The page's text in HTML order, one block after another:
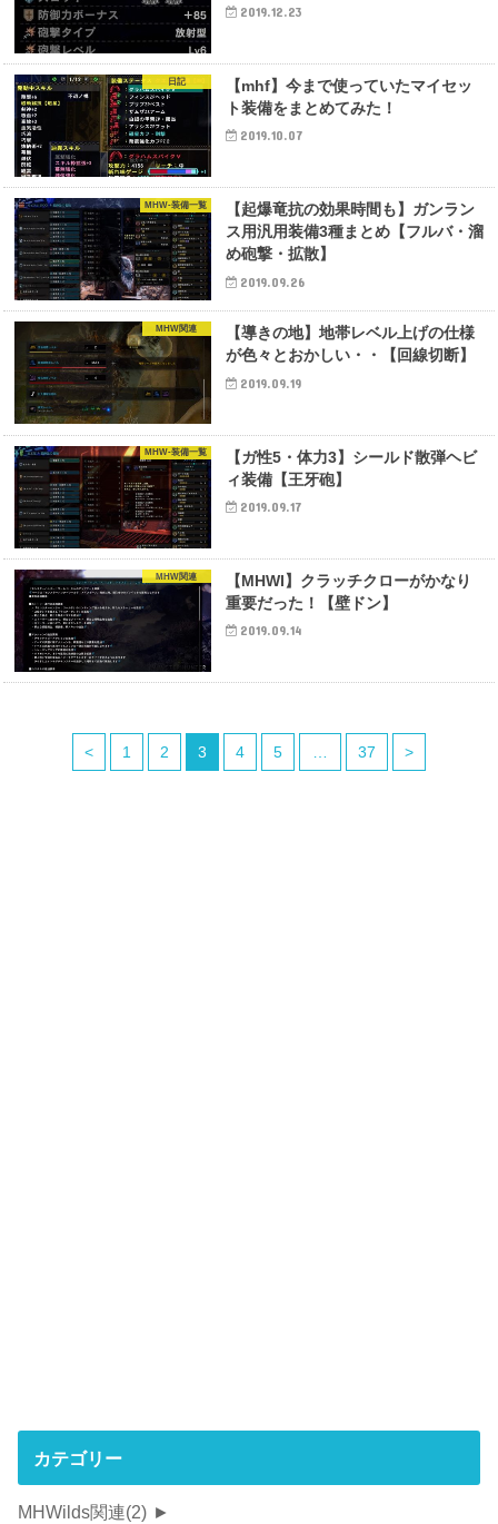
2019.12.23
日記
【mhf】今まで使っていたマイセッ
ト装備をまとめてみた！
2019.10.07
MHW-装備一覧
【起爆竜抗の効果時間も】ガンラン
ス用汎用装備3種まとめ【フルバ・溜
め砲撃・拡散】
2019.09.26
MHW関連
【導きの地】地帯レベル上げの仕様
が色々とおかしい・・【回線切断】
2019.09.19
MHW-装備一覧
【ガ性5・体力3】シールド散弾ヘビ
ィ装備【王牙砲】
2019.09.17
MHW関連
【MHWI】クラッチクローがかなり
重要だった！【壁ドン】
2019.09.14
< 1 2 3 4 5 … 37 >
カテゴリー
MHWilds関連(2) ►